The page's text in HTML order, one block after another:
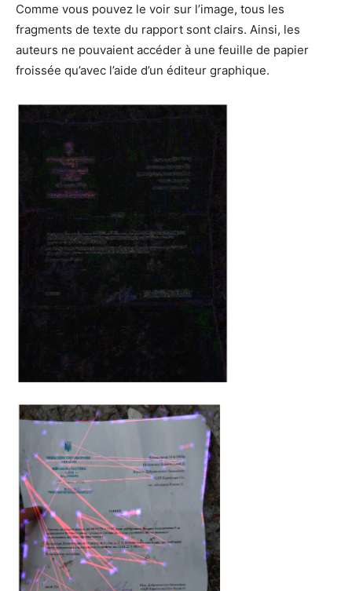
Comme vous pouvez le voir sur l’image, tous les
fragments de texte du rapport sont clairs. Ainsi, les
auteurs ne pouvaient accéder à une feuille de papier
froissée qu’avec l’aide d’un éditeur graphique.